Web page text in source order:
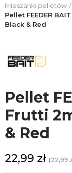
Mieszanki pelletów
Pellet FEEDER
Black & Red
Pellet
Frutti
& Red
22,99 zł (22,99